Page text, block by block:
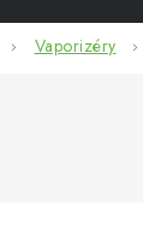
Vaporizéry